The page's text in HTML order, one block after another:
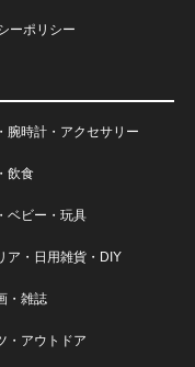
ーポリシー
腕時計・アクセサリー
飲食
ベビー・玩具
ア・日用雑貨・DIY
・雑誌
・アウトドア